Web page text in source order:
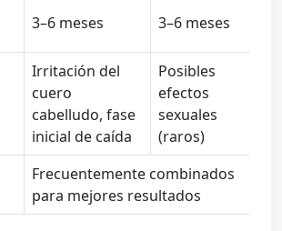
3–6 meses 3–6 meses
Irritación del
cuero
cabelludo, fase
inicial de caída
Posibles
efectos
sexuales
(raros)
Frecuentemente combinados
para mejores resultados